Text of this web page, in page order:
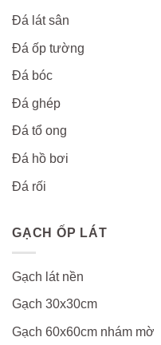
Đá lát sân
Đá ốp tường
Đá bóc
Đá ghép
Đá tổ ong
Đá hồ bơi
Đá rối
GẠCH ỐP LÁT
Gạch lát nền
Gạch 30x30cm
Gạch 60x60cm nhám mờ